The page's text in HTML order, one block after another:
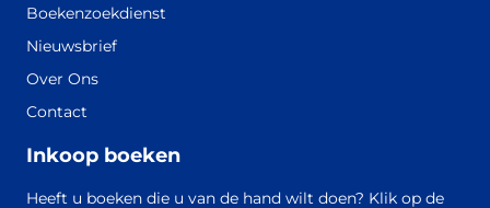
Boekenzoekdienst
Nieuwsbrief
Over Ons
Contact
Inkoop boeken
Heeft u boeken die u van de hand wilt doen? Klik op de